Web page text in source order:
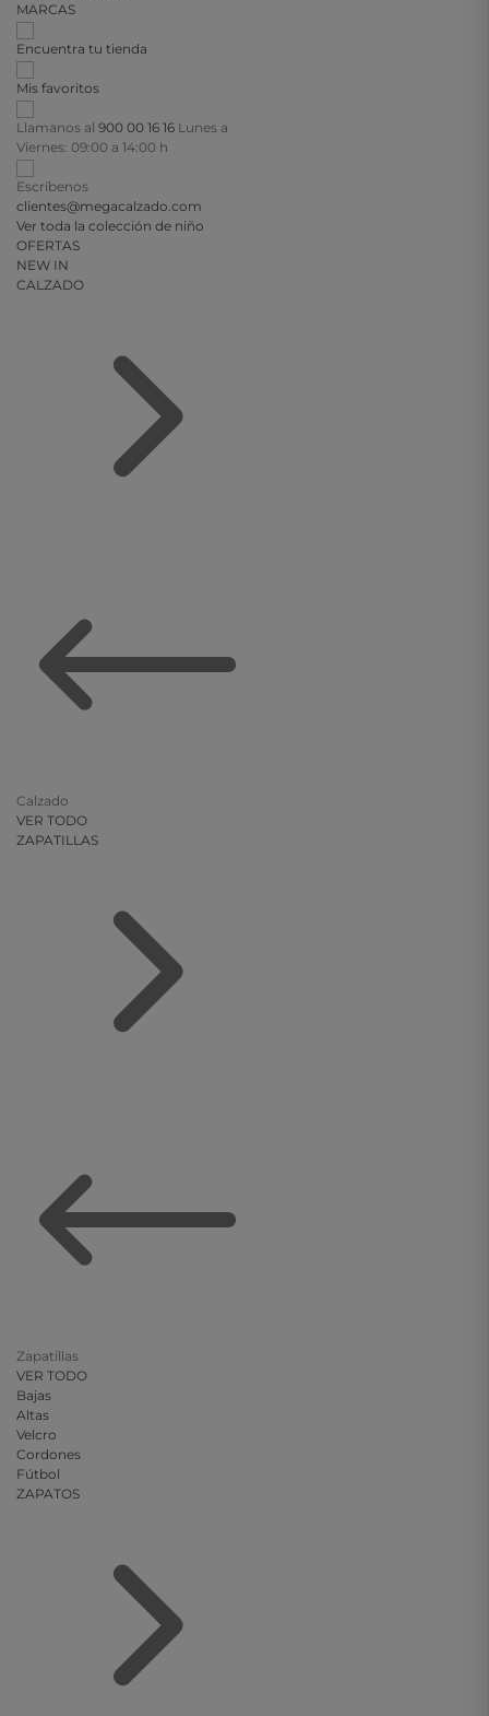
MARCAS
Encuentra tu tienda
Mis favoritos
Llamanos al 900 00 16 16 Lunes a
Viernes: 09:00 a 14:00 h
Escríbenos
clientes@megacalzado.com
Ver toda la colección de niño
OFERTAS
NEW IN
CALZADO
Calzado
VER TODO
ZAPATILLAS
Zapatillas
VER TODO
Bajas
Altas
Velcro
Cordones
Fútbol
ZAPATOS